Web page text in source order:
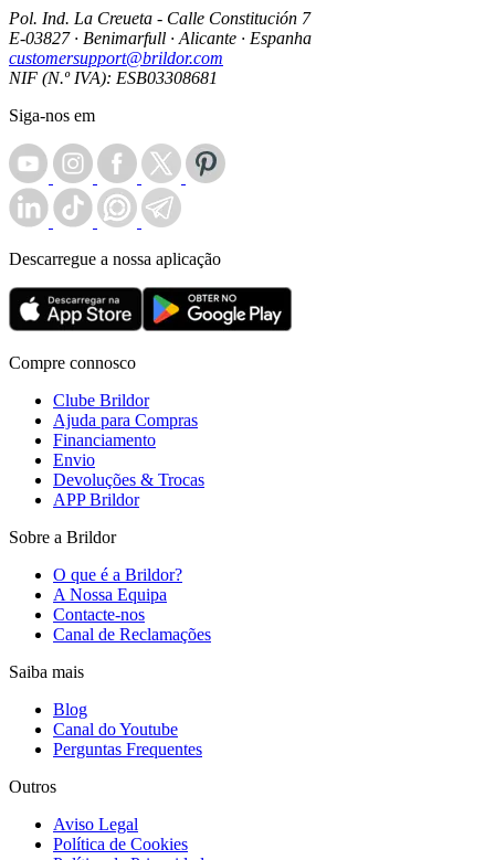
Pol. Ind. La Creueta - Calle Constitución 7
E-03827 · Benimarfull · Alicante · Espanha
customersupport@brildor.com
NIF (N.º IVA): ESB03308681
Siga-nos em
Descarregue a nossa aplicação
Compre connosco
Clube Brildor
Ajuda para Compras
Financiamento
Envio
Devoluções & Trocas
APP Brildor
Sobre a Brildor
O que é a Brildor?
A Nossa Equipa
Contacte-nos
Canal de Reclamações
Saiba mais
Blog
Canal do Youtube
Perguntas Frequentes
Outros
Aviso Legal
Política de Cookies